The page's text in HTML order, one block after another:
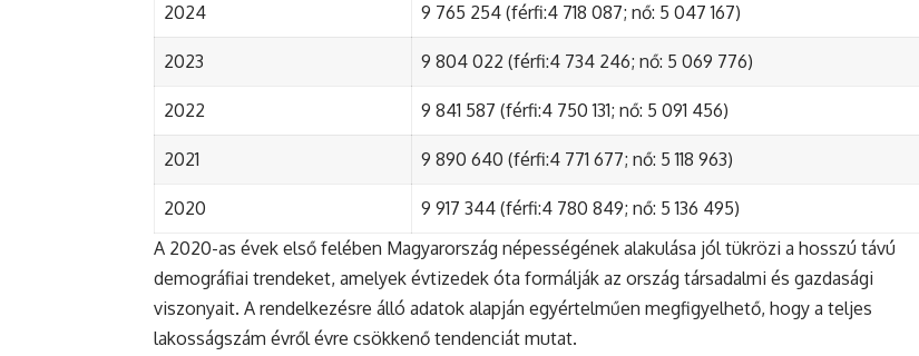
2024 9 765 254 (férfi:4 718 087; nő: 5 047 167)
2023 9 804 022 (férfi:4 734 246; nő: 5 069 776)
2022 9 841 587 (férfi:4 750 131; nő: 5 091 456)
2021 9 890 640 (férfi:4 771 677; nő: 5 118 963)
2020
9 917 344 (férfi:4 780 849; nő: 5 136 495)
A 2020-as évek első felében Magyarország népességének alakulása jól tükrözi a hosszú távú
demográfiai trendeket, amelyek évtizedek óta formálják az ország társadalmi és gazdasági
viszonyait. A rendelkezésre álló adatok alapján egyértelműen megfigyelhető, hogy a teljes
lakosságszám évről évre csökkenő tendenciát mutat.